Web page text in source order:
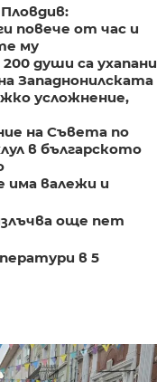
повече от час и
му
души са ухапани
Западнонилската
усложнение,
на Съвета по
в българското
има валежи и
още пет
в 5